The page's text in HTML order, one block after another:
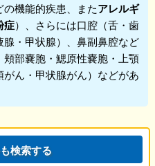
の機能的疾患、またアレルギ
症）、さらには口腔（舌・歯
・甲状腺）、鼻副鼻腔など
部嚢胞・鰓原性嚢胞・上顎
ん・甲状腺がん）などがあ
検索する